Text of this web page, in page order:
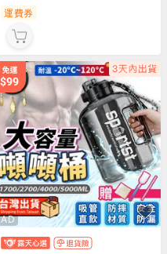
運費券
AD